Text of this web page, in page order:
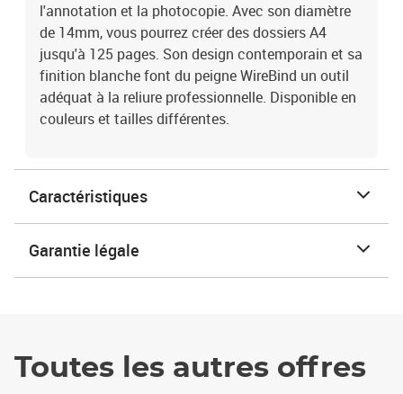
l'annotation et la photocopie. Avec son diamètre
de 14mm, vous pourrez créer des dossiers A4
jusqu'à 125 pages. Son design contemporain et sa
finition blanche font du peigne WireBind un outil
adéquat à la reliure professionnelle. Disponible en
couleurs et tailles différentes.
Caractéristiques
Garantie légale
Toutes les autres offres